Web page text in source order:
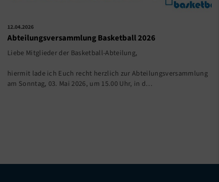
12.04.2026
Abteilungsversammlung Basketball 2026
Liebe Mitglieder der Basketball-Abteilung,
hiermit lade ich Euch recht herzlich zur Abteilungsversammlung
am Sonntag, 03. Mai 2026, um 15.00 Uhr, in d…